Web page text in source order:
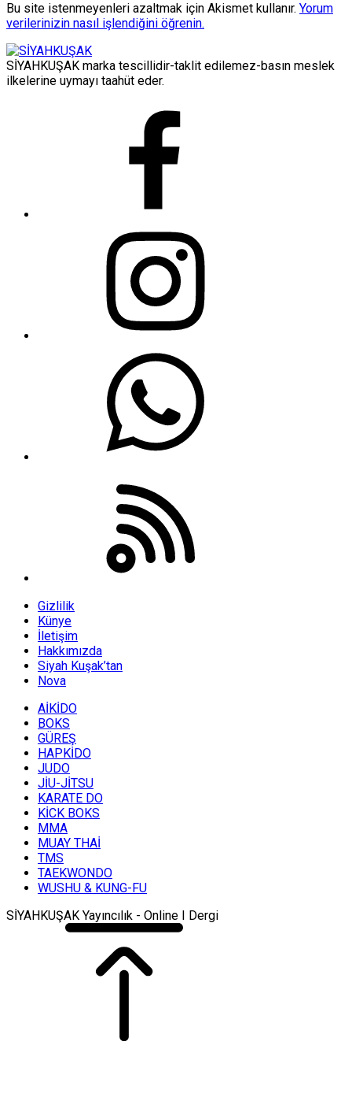
Bu site istenmeyenleri azaltmak için Akismet kullanır. Yorum
verilerinizin nasıl işlendiğini öğrenin.
SİYAHKUŞAK marka tescillidir-taklit edilemez-basın meslek
ilkelerine uymayı taahüt eder.
Gizlilik
Künye
İletişim
Hakkımızda
Siyah Kuşak’tan
Nova
AİKİDO
BOKS
GÜREŞ
HAPKİDO
JUDO
JİU-JİTSU
KARATE DO
KİCK BOKS
MMA
MUAY THAİ
TMS
TAEKWONDO
WUSHU & KUNG-FU
SİYAHKUŞAK Yayıncılık - Online I Dergi